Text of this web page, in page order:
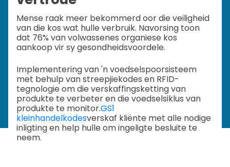
Mense raak meer bekommerd oor die veiligheid
van die kos wat hulle verbruik. Navorsing toon
dat 76% van volwassenes organiese kos
aankoop vir sy gesondheidsvoordele.
Implementering van 'n voedselspoorsisteem
met behulp van streepjiekodes en RFID-
tegnologie om die verskaffingsketting van
produkte te verbeter en die voedselsiklus van
produkte te monitor.GS1
kleinhandelkodesverskaf kliënte met alle nodige
inligting en help hulle om ingeligte besluite te
neem.